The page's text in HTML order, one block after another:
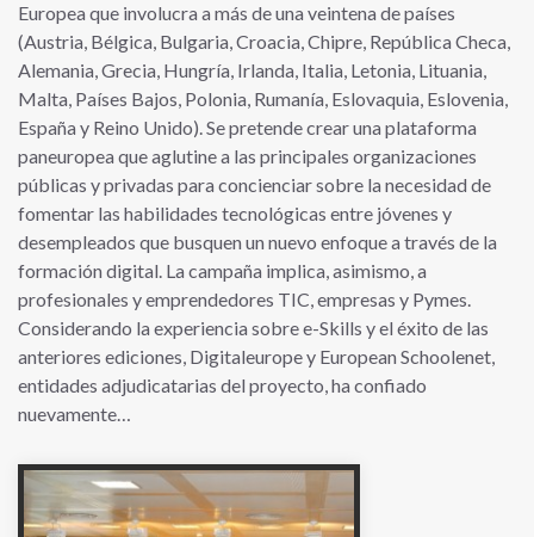
Europea que involucra a más de una veintena de países
(Austria, Bélgica, Bulgaria, Croacia, Chipre, República Checa,
Alemania, Grecia, Hungría, Irlanda, Italia, Letonia, Lituania,
Malta, Países Bajos, Polonia, Rumanía, Eslovaquia, Eslovenia,
España y Reino Unido). Se pretende crear una plataforma
paneuropea que aglutine a las principales organizaciones
públicas y privadas para concienciar sobre la necesidad de
fomentar las habilidades tecnológicas entre jóvenes y
desempleados que busquen un nuevo enfoque a través de la
formación digital. La campaña implica, asimismo, a
profesionales y emprendedores TIC, empresas y Pymes.
Considerando la experiencia sobre e-Skills y el éxito de las
anteriores ediciones, Digitaleurope y European Schoolenet,
entidades adjudicatarias del proyecto, ha confiado
nuevamente…